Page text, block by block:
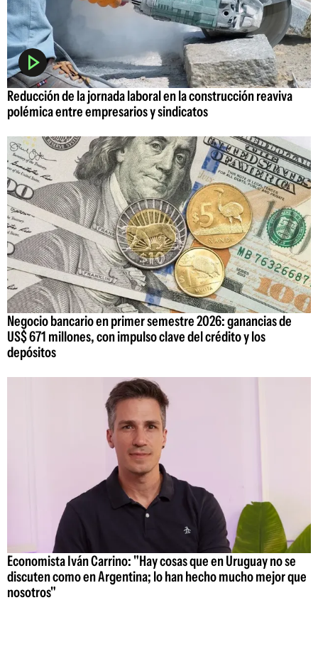
Reducción de la jornada laboral en la construcción reaviva
polémica entre empresarios y sindicatos
Negocio bancario en primer semestre 2026: ganancias de
US$ 671 millones, con impulso clave del crédito y los
depósitos
Economista Iván Carrino: "Hay cosas que en Uruguay no se
discuten como en Argentina; lo han hecho mucho mejor que
nosotros"